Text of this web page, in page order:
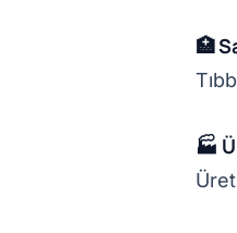
🏥
🏭